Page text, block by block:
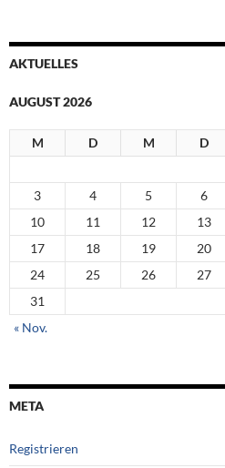
AKTUELLES
AUGUST 2026
M D M D
3
4 5 6
10
11 12 13
17
18 19 20
24
25 26 27
31
« Nov.
META
Registrieren